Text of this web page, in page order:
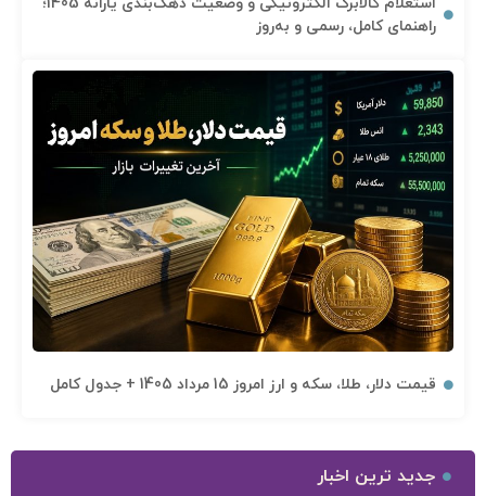
راهنمای کامل، رسمی و به‌روز
قیمت دلار، طلا، سکه و ارز امروز 15 مرداد 1405 + جدول کامل
جدید ترین اخبار